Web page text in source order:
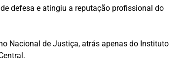
defesa e atingiu a reputação profissional do
Nacional de Justiça, atrás apenas do Instituto